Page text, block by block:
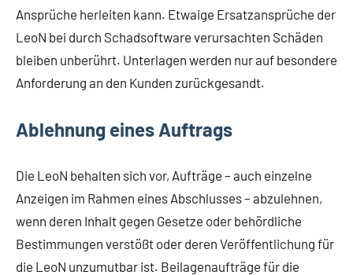
Ansprüche herleiten kann. Etwaige Ersatzansprüche der
LeoN bei durch Schadsoftware verursachten Schäden
bleiben unberührt. Unterlagen werden nur auf besondere
Anforderung an den Kunden zurückgesandt.
Ablehnung eines Auftrags
Die LeoN behalten sich vor, Aufträge – auch einzelne
Anzeigen im Rahmen eines Abschlusses – abzulehnen,
wenn deren Inhalt gegen Gesetze oder behördliche
Bestimmungen verstößt oder deren Veröffentlichung für
die LeoN unzumutbar ist. Beilagenaufträge für die